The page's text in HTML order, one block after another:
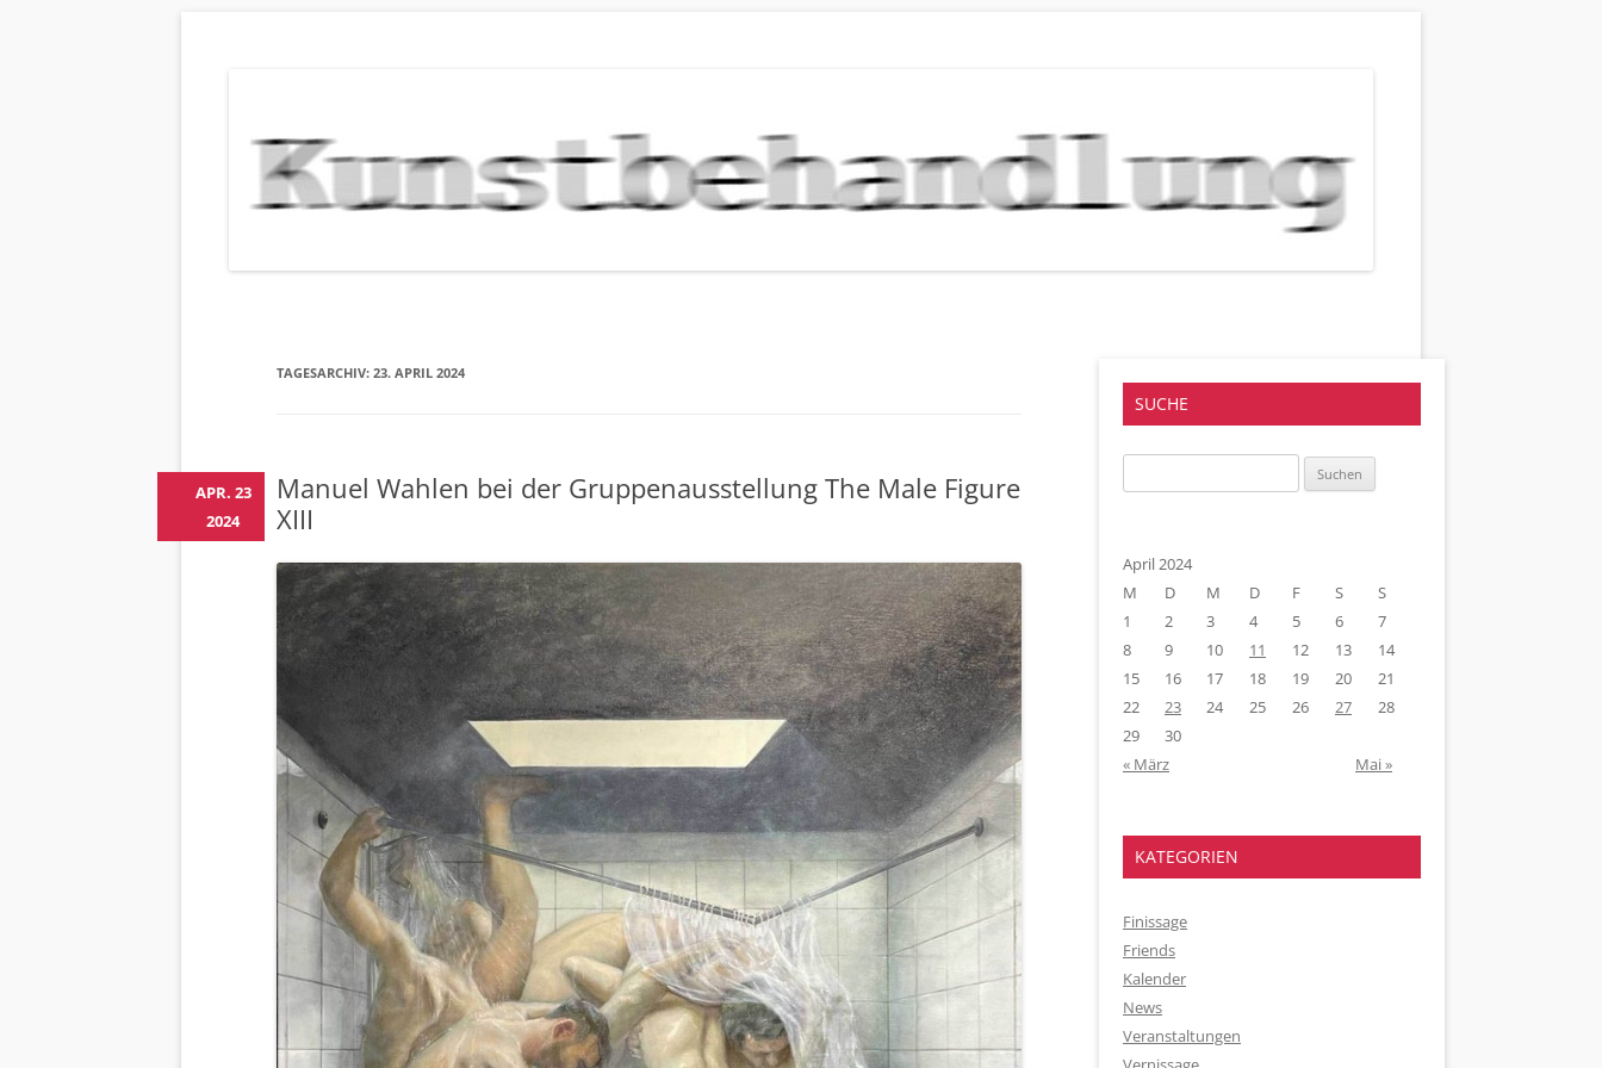
TAGESARCHIV: 23. APRIL 2024
Manuel Wahlen bei der Gruppenausstellung The Male Figure
XIII
APR. 23
2024
SUCHE
nach:
April 2024
M
D M D F S
S
1
2 3 4 5 6
7
8
9 10 11 12 13
14
15
16 17 18 19 20
21
22
23 24 25 26 27
28
29
30
« März
Mai »
KATEGORIEN
Finissage
Friends
Kalender
News
Veranstaltungen